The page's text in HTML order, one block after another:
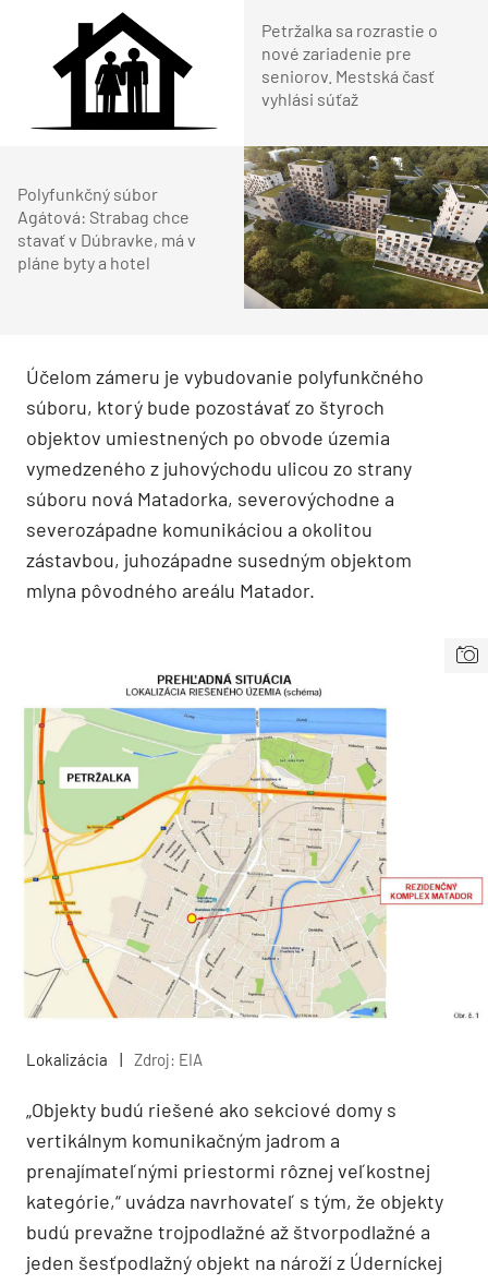
Petržalka sa rozrastie o
nové zariadenie pre
seniorov. Mestská časť
vyhlási súťaž
Polyfunkčný súbor
Agátová: Strabag chce
stavať v Dúbravke, má v
pláne byty a hotel
Účelom zámeru je vybudovanie polyfunkčného
súboru, ktorý bude pozostávať zo štyroch
objektov umiestnených po obvode územia
vymedzeného z juhovýchodu ulicou zo strany
súboru nová Matadorka, severovýchodne a
severozápadne komunikáciou a okolitou
zástavbou, juhozápadne susedným objektom
mlyna pôvodného areálu Matador.
Lokalizácia | Zdroj: EIA
„Objekty budú riešené ako sekciové domy s
vertikálnym komunikačným jadrom a
prenajímateľnými priestormi rôznej veľkostnej
kategórie,“ uvádza navrhovateľ s tým, že objekty
budú prevažne trojpodlažné až štvorpodlažné a
jeden šesťpodlažný objekt na nároží z Úderníckej